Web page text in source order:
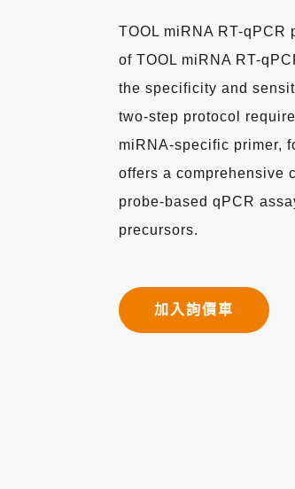
TOOL miRNA RT-
of TOOL miRNA RT-
the specificity and
two-step protocol
miRNA-specific primer,
offers a comprehensive
probe-based qPCR
precursors.
加入詢價車